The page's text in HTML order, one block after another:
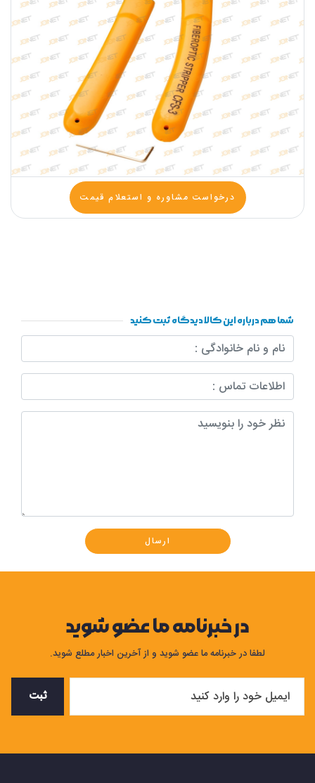
درخواست مشاوره و استعلام قیمت
شما هم درباره این کالا دیدگاه ثبت کنید
ارسال
در خبرنامه ما عضو شوید
لطفا در خبرنامه ما عضو شوید و از آخرین اخبار مطلع شوید.
ثبت